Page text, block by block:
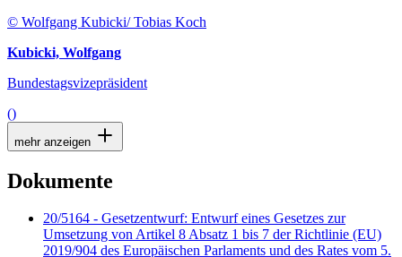
© Wolfgang Kubicki/ Tobias Koch
Kubicki, Wolfgang
Bundestagsvizepräsident
()
mehr anzeigen
Dokumente
20/5164 - Gesetzentwurf: Entwurf eines Gesetzes zur
Umsetzung von Artikel 8 Absatz 1 bis 7 der Richtlinie (EU)
2019/904 des Europäischen Parlaments und des Rates vom 5.